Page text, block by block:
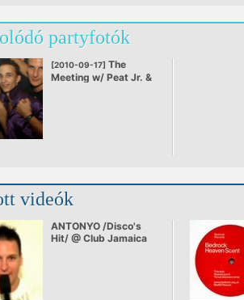
műfajok gyűjtőneve.
partyfotók
[2010-09-17] The
Meeting w/ Peat Jr. &
videók
ANTONYO /Disco's
Hit/ @ Club Jamaica